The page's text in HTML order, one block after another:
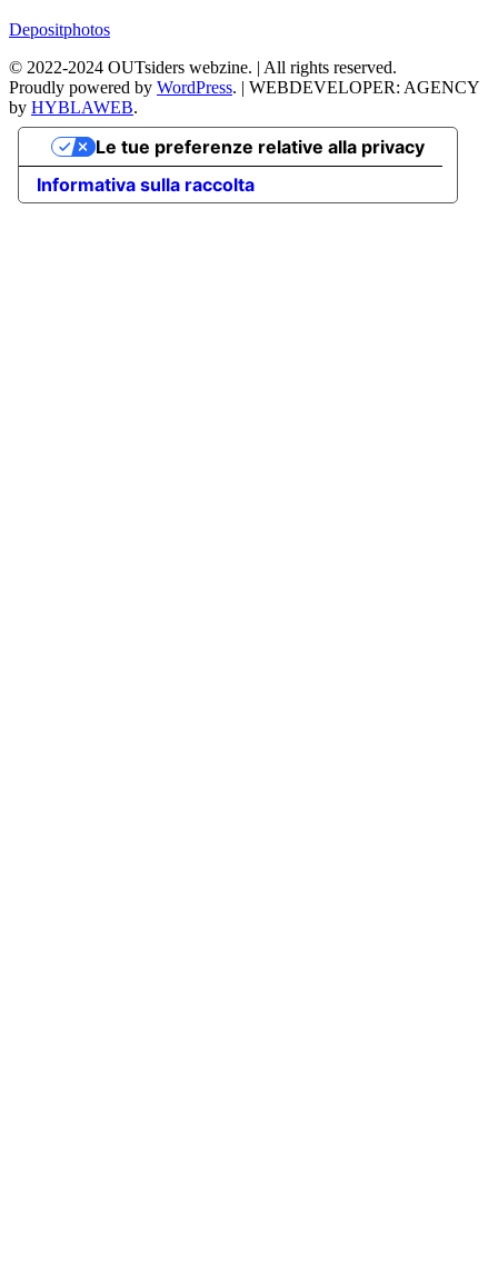
Depositphotos
© 2022-2024 OUTsiders webzine. | All rights reserved.
Proudly powered by WordPress. | WEBDEVELOPER: AGENCY
by HYBLAWEB.
Informativa sulla raccolta
Le tue preferenze relative alla privacy